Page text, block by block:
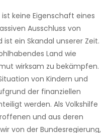
keine Eigenschaft eines
Ausschluss von
ein Skandal unserer Zeit.
Land wie
wirksam zu bekämpfen.
von Kindern und
der finanziellen
werden. Als Volkshilfe
und aus deren
von der Bundesregierung,